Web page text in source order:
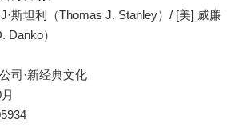
斯坦利（Thomas J. Stanley）/ [美] 威廉
Danko）
司·新经典文化